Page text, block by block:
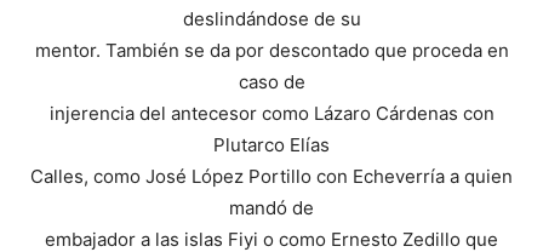
deslindándose de su
mentor. También se da por descontado que proceda en
caso de
injerencia del antecesor como Lázaro Cárdenas con
Plutarco Elías
Calles, como José López Portillo con Echeverría a quien
mandó de
embajador a las islas Fiyi o como Ernesto Zedillo que